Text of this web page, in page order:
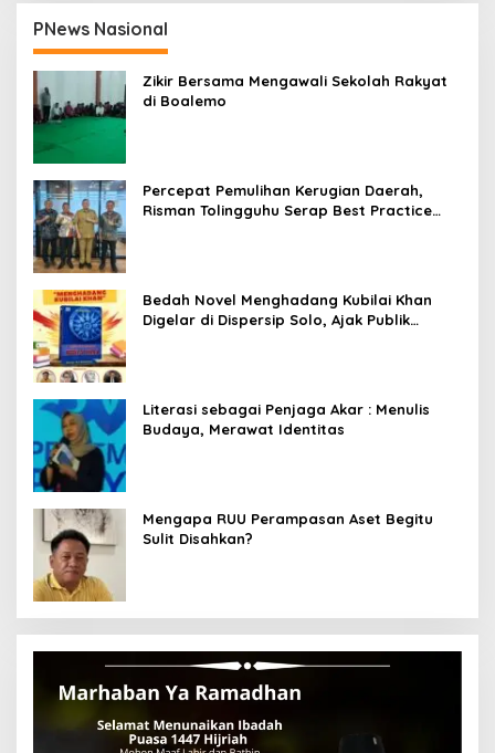
PNews Nasional
Zikir Bersama Mengawali Sekolah Rakyat
di Boalemo
Percepat Pemulihan Kerugian Daerah,
Risman Tolingguhu Serap Best Practice
Bedah Novel Menghadang Kubilai Khan
Digelar di Dispersip Solo, Ajak Publik
Literasi sebagai Penjaga Akar : Menulis
Budaya, Merawat Identitas
Mengapa RUU Perampasan Aset Begitu
Sulit Disahkan?